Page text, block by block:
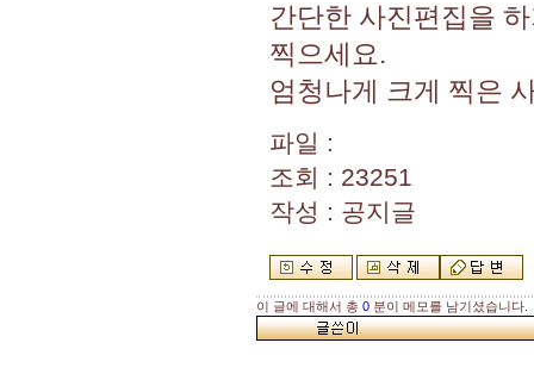
간단한 사진편집을
찍으세요.
엄청나게 크게 찍은
파일 :
조회 : 23251
작성 : 공지글
이 글에 대해서 총 0 분이 메모를 남기셨습니다.